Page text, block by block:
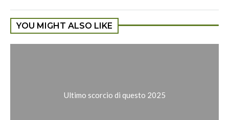
YOU MIGHT ALSO LIKE
Ultimo scorcio di questo 2025